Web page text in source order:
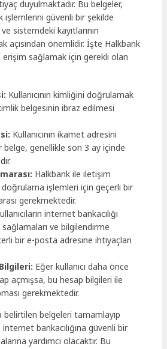
duyulmaktadır. Bu belgeler,
işlemlerini güvenli bir şekilde
sistemdeki kayıtlarının
açısından önemlidir. İşte Halkbank
erişim sağlamak için gerekli olan
Kullanıcının kimliğini doğrulamak
belgesinin ibraz edilmesi
Kullanıcının ikamet adresini
belge, genellikle son 3 ay içinde
Halkbank ile iletişim
işlemleri için geçerli bir
gerekmektedir.
internet bankacılığı
ve bilgilendirme
bir e-posta adresine ihtiyaçları
Eğer kullanıcı daha önce
açmışsa, bu hesap bilgileri ile
gerekmektedir.
belirtilen belgeleri tamamlayıp
internet bankacılığına güvenli bir
yardımcı olacaktır. Bu